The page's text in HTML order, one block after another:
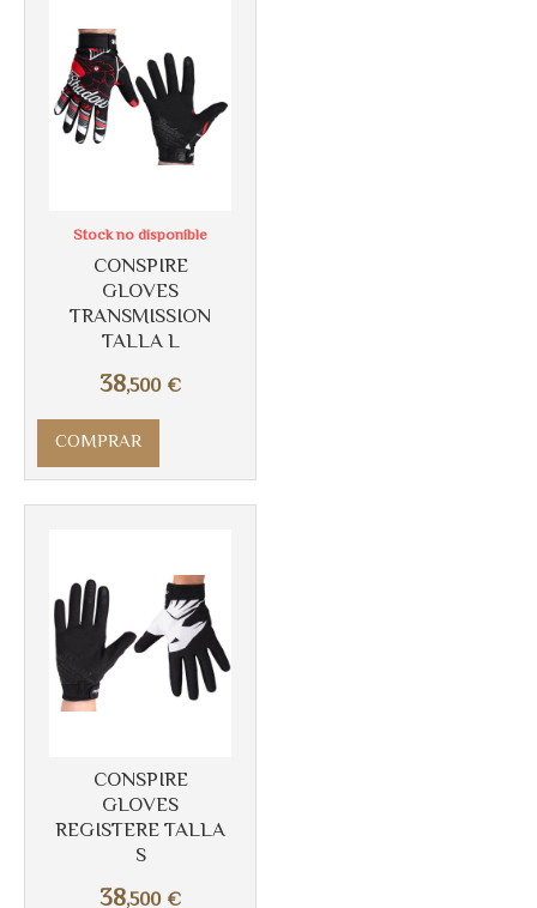
CONSPIRE
GLOVES
TRANSMISSION
TALLA L
38,500 €
Stock no disponible
COMPRAR
CONSPIRE
GLOVES
REGISTERE TALLA
S
38,500 €
Más info